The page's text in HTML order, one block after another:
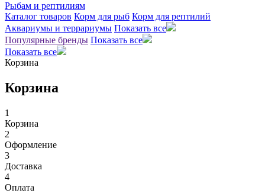
Рыбам и рептилиям
Каталог товаров Корм для рыб Корм для рептилий
Аквариумы и террариумы Показать все
Популярные бренды Показать все
Показать все
Корзина
Корзина
1
Корзина
2
Оформление
3
Доставка
4
Оплата